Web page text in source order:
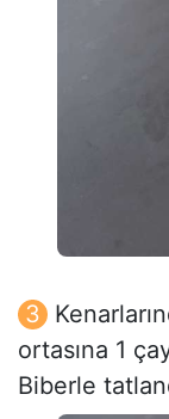
ortasına 1
Biberle